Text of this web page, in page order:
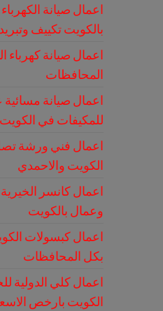
اعمال صيانة
بالكويت تكييف وتبريد
اعمال صيانة
المحافظات
اعمال صيانة
للمكيفات في الكويت
اعمال فني ورشة
الكويت والاحمدي
اعمال كانسر
وعمال بالكويت
اعمال كبسولات
بكل المحافظات
اعمال كلي الدولية
الكويت بارخص